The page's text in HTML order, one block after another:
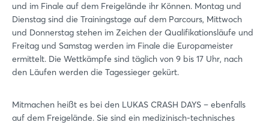
und im Finale auf dem Freigelände ihr Können. Montag und
Dienstag sind die Trainingstage auf dem Parcours, Mittwoch
und Donnerstag stehen im Zeichen der Qualifikationsläufe und
Freitag und Samstag werden im Finale die Europameister
ermittelt. Die Wettkämpfe sind täglich von 9 bis 17 Uhr, nach
den Läufen werden die Tagessieger gekürt.
Mitmachen heißt es bei den LUKAS CRASH DAYS – ebenfalls
auf dem Freigelände. Sie sind ein medizinisch-technisches
Noch nicht angemeldet?
Jetzt registrieren